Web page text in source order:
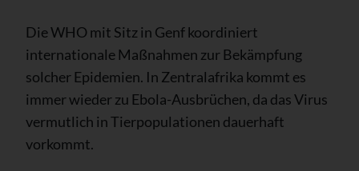
Die WHO mit Sitz in Genf koordiniert
internationale Maßnahmen zur Bekämpfung
solcher Epidemien. In Zentralafrika kommt es
immer wieder zu Ebola-Ausbrüchen, da das Virus
vermutlich in Tierpopulationen dauerhaft
vorkommt.